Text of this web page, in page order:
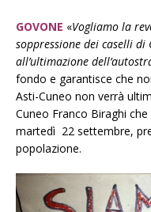
GOVONE «Vogliamo la
soppressione dei caselli di
all’ultimazione
fondo e garantisce che
Asti-Cuneo non verrà
Cuneo Franco Biraghi
martedì 22 settembre,
popolazione.